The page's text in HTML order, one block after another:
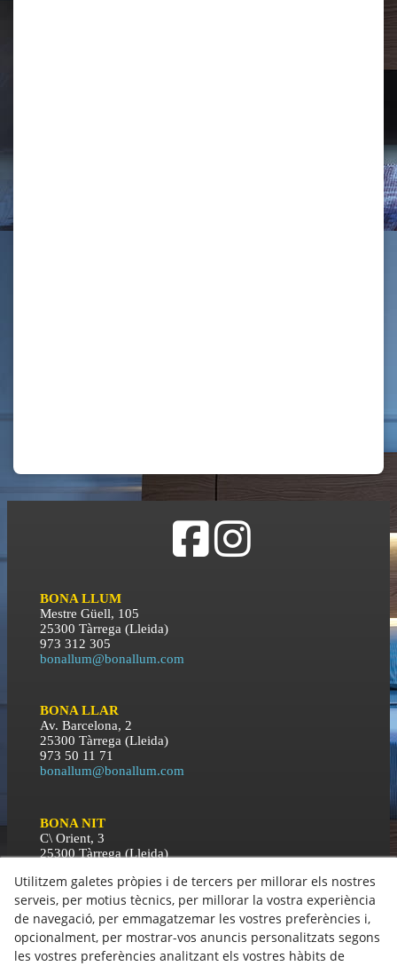
BONA LLUM
Mestre Güell, 105
25300 Tàrrega (Lleida)
973 312 305
bonallum@bonallum.com
BONA LLAR
Av. Barcelona, 2
25300 Tàrrega (Lleida)
973 50 11 71
bonallum@bonallum.com
BONA NIT
C\ Orient, 3
25300 Tàrrega (Lleida)
bonallum@bonallum.com
Política de Cookies
Política de Privacitat
Utilitzem galetes pròpies i de tercers per millorar els nostres
serveis, per motius tècnics, per millorar la vostra experiència
de navegació, per emmagatzemar les vostres preferències i,
opcionalment, per mostrar-vos anuncis personalitzats segons
les vostres preferències analitzant els vostres hàbits de